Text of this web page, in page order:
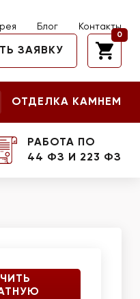
Блог Контакты
ЗАЯВКУ
0
ОТДЕЛКА КАМНЕМ
РАБОТА ПО
44 ФЗ И 223 ФЗ